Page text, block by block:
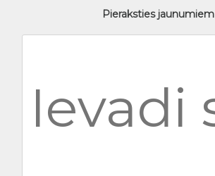
Pieraksties jaunumiem